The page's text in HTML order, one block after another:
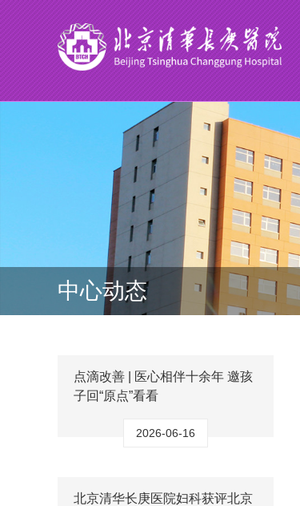
中心动态
点滴改善 | 医心相伴十余年 邀孩
子回“原点”看看
2026-06-16
北京清华长庚医院妇科获评北京